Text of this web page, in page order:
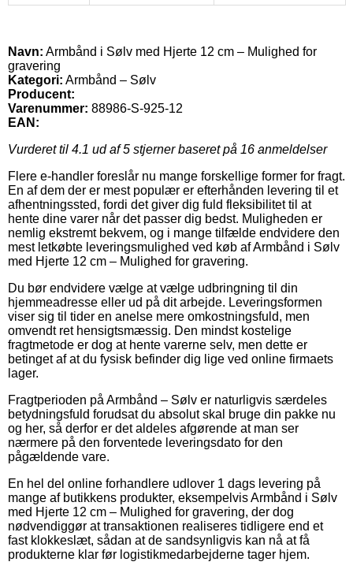
Navn: Armbånd i Sølv med Hjerte 12 cm – Mulighed for
gravering
Kategori: Armbånd – Sølv
Producent:
Varenummer: 88986-S-925-12
EAN:
Vurderet til 4.1 ud af 5 stjerner baseret på 16 anmeldelser
Flere e-handler foreslår nu mange forskellige former for fragt.
En af dem der er mest populær er efterhånden levering til et
afhentningssted, fordi det giver dig fuld fleksibilitet til at
hente dine varer når det passer dig bedst. Muligheden er
nemlig ekstremt bekvem, og i mange tilfælde endvidere den
mest letkøbte leveringsmulighed ved køb af Armbånd i Sølv
med Hjerte 12 cm – Mulighed for gravering.
Du bør endvidere vælge at vælge udbringning til din
hjemmeadresse eller ud på dit arbejde. Leveringsformen
viser sig til tider en anelse mere omkostningsfuld, men
omvendt ret hensigtsmæssig. Den mindst kostelige
fragtmetode er dog at hente varerne selv, men dette er
betinget af at du fysisk befinder dig lige ved online firmaets
lager.
Fragtperioden på Armbånd – Sølv er naturligvis særdeles
betydningsfuld forudsat du absolut skal bruge din pakke nu
og her, så derfor er det aldeles afgørende at man ser
nærmere på den forventede leveringsdato for den
pågældende vare.
En hel del online forhandlere udlover 1 dags levering på
mange af butikkens produkter, eksempelvis Armbånd i Sølv
med Hjerte 12 cm – Mulighed for gravering, der dog
nødvendiggør at transaktionen realiseres tidligere end et
fast klokkeslæt, sådan at de sandsynligvis kan nå at få
produkterne klar før logistikmedarbejderne tager hjem.